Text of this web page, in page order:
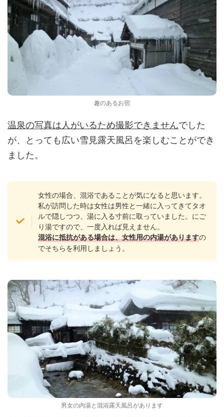
趣のあるお宿
温泉の写真は人がいるため撮影できませんでした
が、とっても広い雪見露天風呂を楽しむことができ
ました。
女性の場合、混浴であることが気になると思います。
私が訪問した時は女性は男性と一緒に入ってきてタオ
ルで隠しつつ、湯に入る寸前に取っていました。にご
り湯ですので、一度入れば見えません。
混浴に抵抗がある場合は、女性用の内湯がありますの
でそちらを利用しましょう。
男女の内湯と混浴露天風呂があります